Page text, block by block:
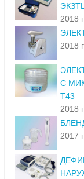
2018
2018
С
Т43
2018
2017